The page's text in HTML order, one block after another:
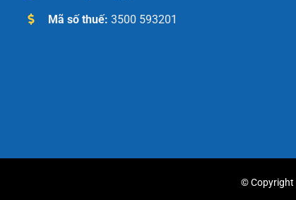
Mã số thuế: 3500 593201
© Copyright